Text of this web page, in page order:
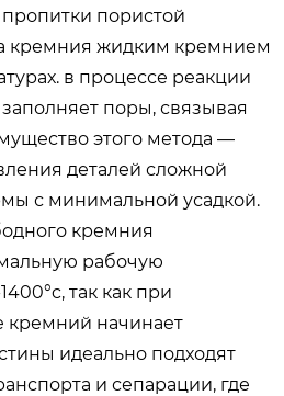
пористой
кремния жидким кремнием
в процессе реакции
поры, связывая
этого метода —
деталей сложной
с минимальной усадкой.
кремния
рабочую
так как при
кремний начинает
идеально подходят
и сепарации, где